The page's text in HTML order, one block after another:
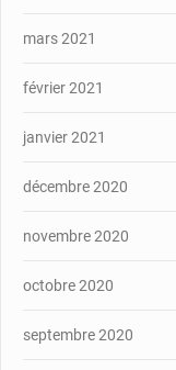
mars 2021
février 2021
janvier 2021
décembre 2020
novembre 2020
octobre 2020
septembre 2020